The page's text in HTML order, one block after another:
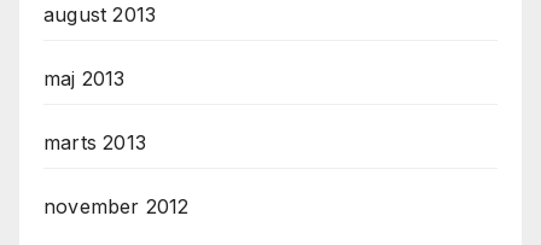
august 2013
maj 2013
marts 2013
november 2012